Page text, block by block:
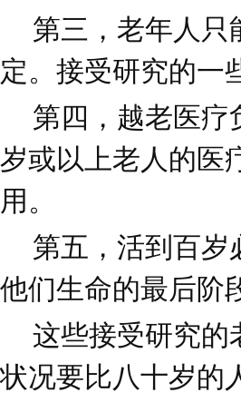
第三，老年人只
定。接受研究的一
第四，越老医疗
岁或以上老人的医
用。
第五，活到百岁
他们生命的最后阶
这些接受研究的
状况要比八十岁的